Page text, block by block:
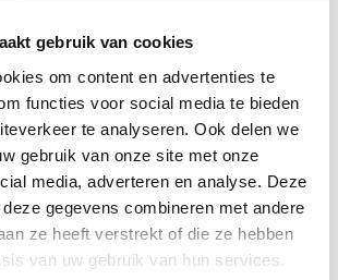
gebruik van cookies
om content en advertenties te
functies voor social media te bieden
te analyseren. Ook delen we
gebruik van onze site met onze
media, adverteren en analyse. Deze
gegevens combineren met andere
ze heeft verstrekt of die ze hebben
van uw gebruik van hun services.
wordt gemonteerd en aan de binnenzijde een
sloten worden meestal geplaatst op
in de deur wordt beschermd met
gemonteerd.
(achterdeur)
waarbij aan de buitenzijde en
wordt gemonteerd. Krukbediende
geplaatst op een
achterdeur
of
in de deur wordt beschermd met
gemonteerd.